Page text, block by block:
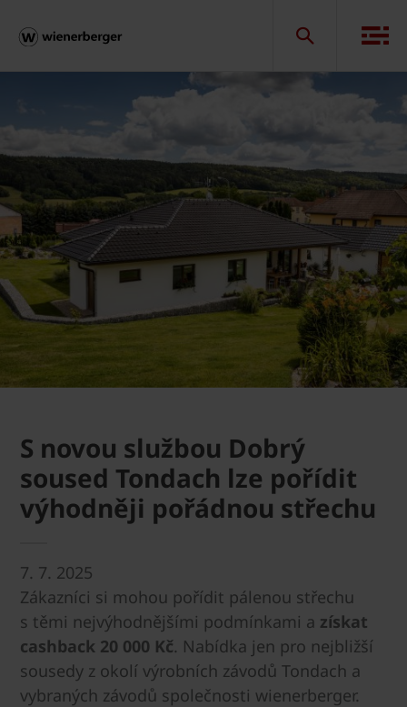
S novou službou Dobrý
soused Tondach lze pořídit
výhodněji pořádnou střechu
7. 7. 2025
Zákazníci si mohou pořídit pálenou střechu
s těmi nejvýhodnějšími podmínkami a získat
cashback 20 000 Kč. Nabídka jen pro nejbližší
sousedy z okolí výrobních závodů Tondach a
vybraných závodů společnosti wienerberger.